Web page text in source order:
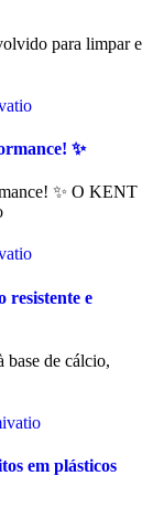
para limpar e
✨
✨ O KENT
resistente e
base de cálcio,
em plásticos